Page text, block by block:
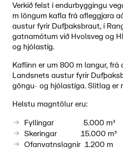
Verkið felst í endurbyggingu
m löngum kafla frá afleggjara
austur fyrir Dufþaksbraut, í
gatnamótum við Hvolsveg og
og hjólastíg.
Kaflinn er um 800 m langur, frá
Landsnets austur fyrir
göngu- og hjólastíga. Slitlag er
Helstu magntölur eru:
Fyllingar 5.000 m³
Skeringar 15.000 m³
Ofanvatnslagnir 1.200 m